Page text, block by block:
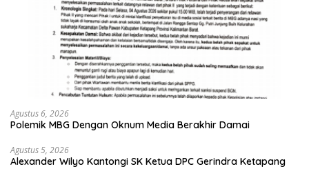
Agustus 6, 2026
Polemik MBG Dengan Oknum Media Berakhir Damai
Agustus 5, 2026
Alexander Wilyo Kantongi SK Ketua DPC Gerindra Ketapang